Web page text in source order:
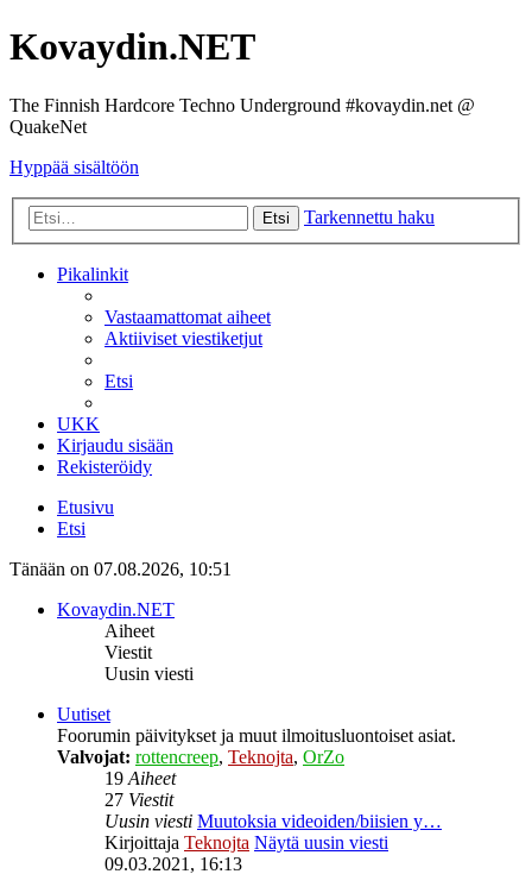
Kovaydin.NET
The Finnish Hardcore Techno Underground #kovaydin.net @
QuakeNet
Hyppää sisältöön
Etsi Tarkennettu haku
Pikalinkit
Vastaamattomat aiheet
Aktiiviset viestiketjut
Etsi
UKK
Kirjaudu sisään
Rekisteröidy
Etusivu
Etsi
Tänään on 07.08.2026, 10:51
Kovaydin.NET
Aiheet
Viestit
Uusin viesti
Uutiset
Foorumin päivitykset ja muut ilmoitusluontoiset asiat.
Valvojat: rottencreep, Teknojta, OrZo
19Aiheet
27 Viestit
Uusin viesti Muutoksia videoiden/biisien y…
Kirjoittaja Teknojta Näytä uusin viesti
09.03.2021, 16:13